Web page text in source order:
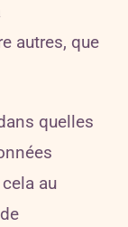
autres, que
quelles
au